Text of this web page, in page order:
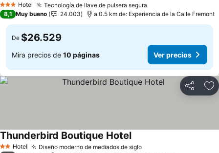
3 Estrellas
Hotel Tecnología de llave de pulsera segura
8,1 Muy bueno 24.003 a 0.5 km de: Experiencia de la Calle Fremont
De $26.529
Mira precios de 10 páginas Ver precios
Compartir
2 Estrellas
Hotel Diseño moderno de mediados de sigloVer precios
Thunderbird Boutique HotelVer precios